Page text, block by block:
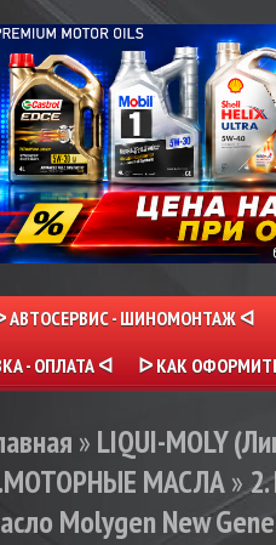
АВТОСЕРВИС - ШИНОМОНТАЖ ᐊ
- ОПЛАТА ᐊ ᐅ КАК
» LIQUI-MOLY
МАСЛА»
Molygen New